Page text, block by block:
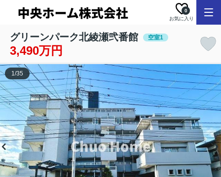
お気に入り
0
グリーンパーク北綾瀬弐番館 空室1
3,490万円
1/35